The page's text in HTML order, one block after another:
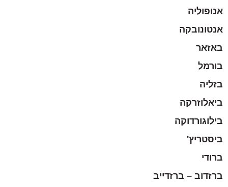
אנופוליה
אנטונובקה
באזאר
בורמל
בזליה
ביאלוזרקה
בילוגורדוקה
ביסטריץ'
ברודי
ברזדוב – ברזדייב